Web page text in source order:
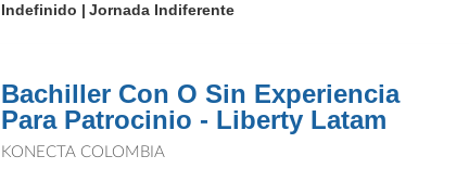
Indefinido
Jornada Indiferente
Bachiller Con O Sin Experiencia
Para Patrocinio - Liberty Latam
KONECTA COLOMBIA